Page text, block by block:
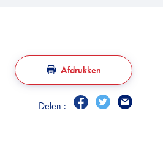
Afdrukken
Delen :